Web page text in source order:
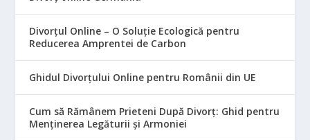
Divorțul Online – O Soluție Ecologică pentru
Reducerea Amprentei de Carbon
Ghidul Divorțului Online pentru Românii din UE
Cum să Rămânem Prieteni După Divorț: Ghid pentru
Menținerea Legăturii și Armoniei